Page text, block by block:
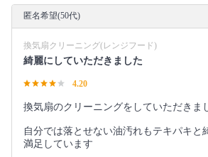
匿名希望(50代)
換気扇クリーニング(レンジフード)
綺麗にしていただきました
4.20
換気扇のクリーニングをしていただきま
自分では落とせない油汚れもテキパキと
満足しています